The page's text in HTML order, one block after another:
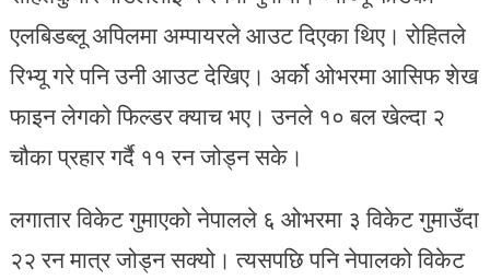
एलबिडब्लू अपिलमा अम्पायरले आउट दिएका थिए। रोहितले
रिभ्यू गरे पनि उनी आउट देखिए। अर्को ओभरमा आसिफ शेख
फाइन लेगको फिल्डर क्याच भए। उनले १० बल खेल्दा २
चौका प्रहार गर्दै ११ रन जोड्न सके।
लगातार विकेट गुमाएको नेपालले ६ ओभरमा ३ विकेट गुमाउँदा
२२ रन मात्र जोड्न सक्यो। त्यसपछि पनि नेपालको विकेट